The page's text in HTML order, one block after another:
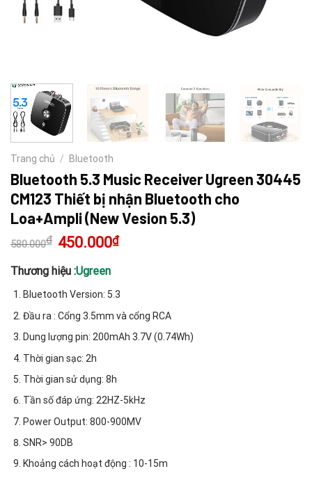
Trang chủ / Bluetooth
Bluetooth 5.3 Music Receiver Ugreen 30445
CM123 Thiết bị nhận Bluetooth cho
Loa+Ampli (New Vesion 5.3)
580.000₫
Giá
gốc
580.000₫.
450.000₫Giá
hiện
Thương hiệu :Ugreen
Bluetooth Version: 5.3
Đầu ra : Cổng 3.5mm và cổng RCA
Dung lượng pin: 200mAh 3.7V (0.74Wh)
Thời gian sạc: 2h
Thời gian sử dụng: 8h
Tần số đáp ứng: 22HZ-5kHz
Power Output: 800-900MV
SNR> 90DB
Khoảng cách hoạt động : 10-15m